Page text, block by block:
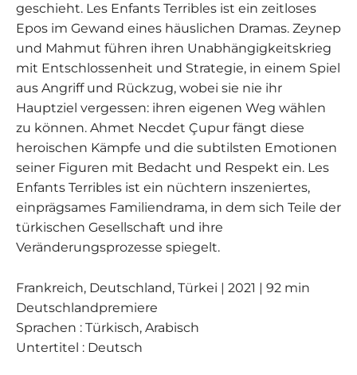
geschieht. Les Enfants Terribles ist ein zeitloses
Epos im Gewand eines häuslichen Dramas. Zeynep
und Mahmut führen ihren Unabhängigkeitskrieg
mit Entschlossenheit und Strategie, in einem Spiel
aus Angriff und Rückzug, wobei sie nie ihr
Hauptziel vergessen: ihren eigenen Weg wählen
zu können. Ahmet Necdet Çupur fängt diese
heroischen Kämpfe und die subtilsten Emotionen
seiner Figuren mit Bedacht und Respekt ein. Les
Enfants Terribles ist ein nüchtern inszeniertes,
einprägsames Familiendrama, in dem sich Teile der
türkischen Gesellschaft und ihre
Veränderungsprozesse spiegelt.
Frankreich, Deutschland, Türkei | 2021 | 92 min
Deutschlandpremiere
Sprachen : Türkisch, Arabisch
Untertitel : Deutsch